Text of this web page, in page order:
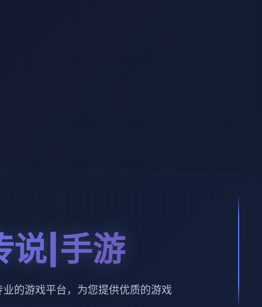
说|手游
的游戏平台，为您提供优质的游戏